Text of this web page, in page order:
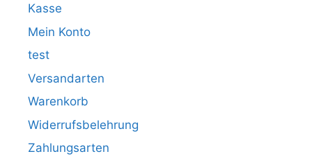
Kasse
Mein Konto
test
Versandarten
Warenkorb
Widerrufsbelehrung
Zahlungsarten